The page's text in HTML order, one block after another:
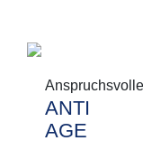
ANTI
AGE
ANTI
AGE